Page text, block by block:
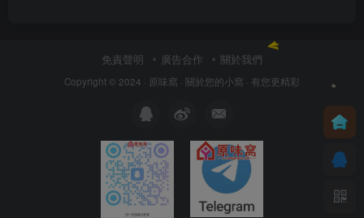
免責聲明 廣告合作 關於我們
Copyright © 2024 · 原味窩 · 關於您的小窩 · 有您更精彩